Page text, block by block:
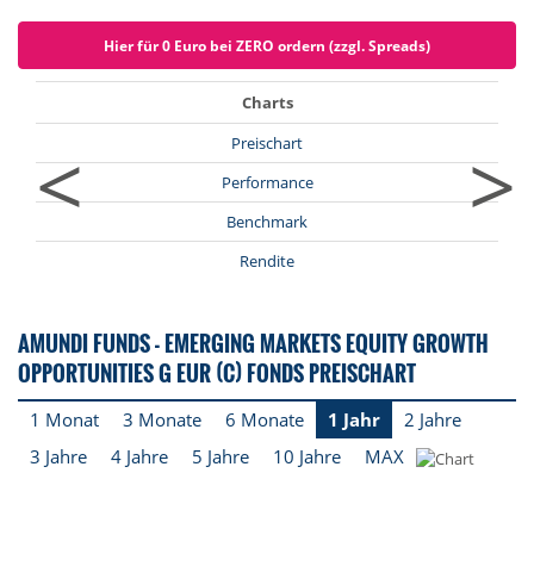
Hier für 0 Euro bei ZERO ordern (zzgl. Spreads)
<
Charts
Preischart
Performance
Benchmark
Rendite
>
AMUNDI FUNDS - EMERGING MARKETS EQUITY GROWTH
OPPORTUNITIES G EUR (C) FONDS PREISCHART
1 Monat 3 Monate 6 Monate 1 Jahr
2 Jahre
3 Jahre
4 Jahre 5 Jahre 10 Jahre MAX